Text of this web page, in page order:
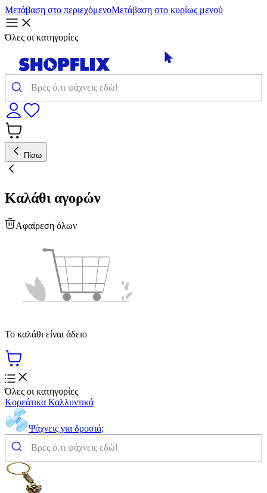
Μετάβαση στο περιεχόμενοΜετάβαση στο κυρίως μενού
Όλες οι κατηγορίες
Πίσω
Καλάθι αγορών
Αφαίρεση όλων
Το καλάθι είναι άδειο
Όλες οι κατηγορίες
Κορεάτικα Καλλυντικά
Ψάχνεις για δροσιά;